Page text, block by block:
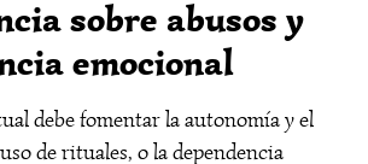
sobre abusos y
emocional
debe fomentar la autonomía y el
de rituales, o la dependencia